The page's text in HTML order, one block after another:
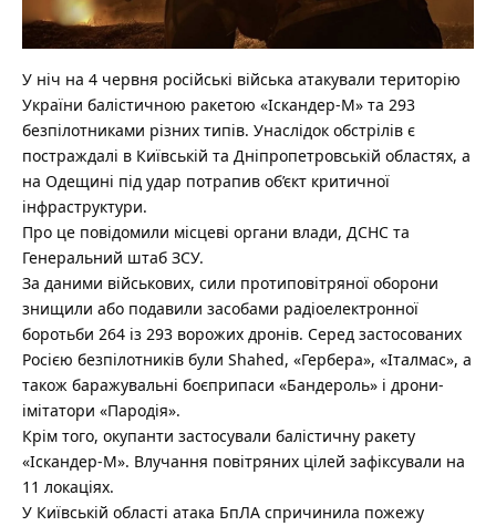
У ніч на 4 червня російські війська атакували територію
України балістичною ракетою «Іскандер-М» та 293
безпілотниками різних типів. Унаслідок обстрілів є
постраждалі в Київській та Дніпропетровській областях, а
на Одещині під удар потрапив об’єкт критичної
інфраструктури.
Про це повідомили місцеві органи влади, ДСНС та
Генеральний штаб ЗСУ.
За даними військових, сили протиповітряної оборони
знищили або подавили засобами радіоелектронної
боротьби 264 із 293 ворожих дронів. Серед застосованих
Росією безпілотників були Shahed, «Гербера», «Італмас», а
також баражувальні боєприпаси «Бандероль» і дрони-
імітатори «Пародія».
Крім того, окупанти застосували балістичну ракету
«Іскандер-М». Влучання повітряних цілей зафіксували на
11 локаціях.
У Київській області атака БпЛА спричинила пожежу